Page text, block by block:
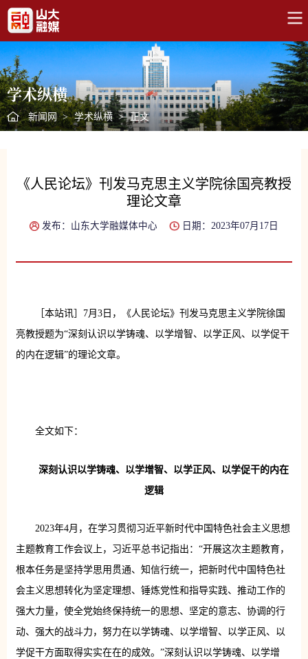
学术纵横
新闻网 > 学术纵横 > 正文
《人民论坛》刊发马克思主义学院徐国亮教授
理论文章
发布：山东大学融媒体中心 日期：2023年07月17日
［本站讯］7月3日，《人民论坛》刊发马克思主义学院徐国
亮教授题为“深刻认识以学铸魂、以学增智、以学正风、以学促干
的内在逻辑”的理论文章。
全文如下：
深刻认识以学铸魂、以学增智、以学正风、以学促干的内在
逻辑
2023年4月，在学习贯彻习近平新时代中国特色社会主义思想
主题教育工作会议上，习近平总书记指出：“开展这次主题教育，
根本任务是坚持学思用贯通、知信行统一，把新时代中国特色社
会主义思想转化为坚定理想、锤炼党性和指导实践、推动工作的
强大力量，使全党始终保持统一的思想、坚定的意志、协调的行
动、强大的战斗力，努力在以学铸魂、以学增智、以学正风、以
学促干方面取得实实在在的成效。”深刻认识以学铸魂、以学增